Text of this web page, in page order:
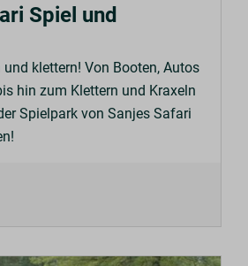
Spiel und
und klettern! Von Booten, Autos
hin zum Klettern und Kraxeln
Spielpark von Sanjes Safari